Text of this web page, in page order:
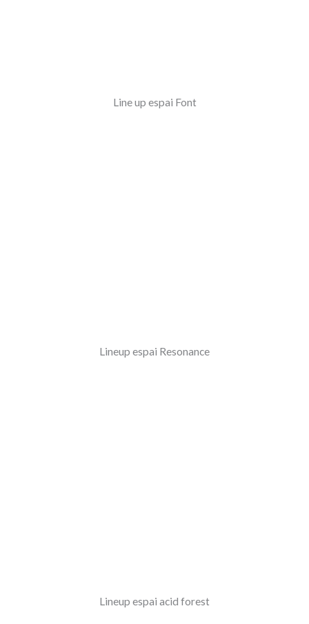
Line up espai Font
Lineup espai Resonance
Lineup espai acid forest